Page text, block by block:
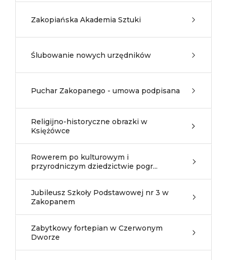
Zakopiańska Akademia Sztuki
Ślubowanie nowych urzędników
Puchar Zakopanego - umowa podpisana
Religijno-historyczne obrazki w
Księżówce
Rowerem po kulturowym i
przyrodniczym dziedzictwie pogr...
Jubileusz Szkoły Podstawowej nr 3 w
Zakopanem
Zabytkowy fortepian w Czerwonym
Dworze